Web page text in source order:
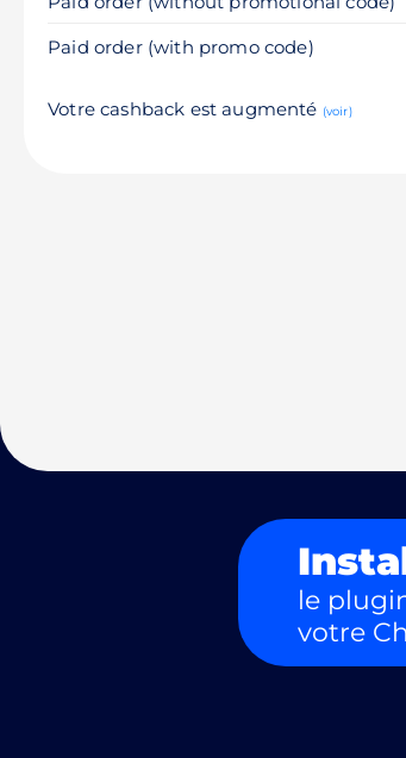
Paid order (with promo code)
Votre cashback est augmenté (voir)
le
votre